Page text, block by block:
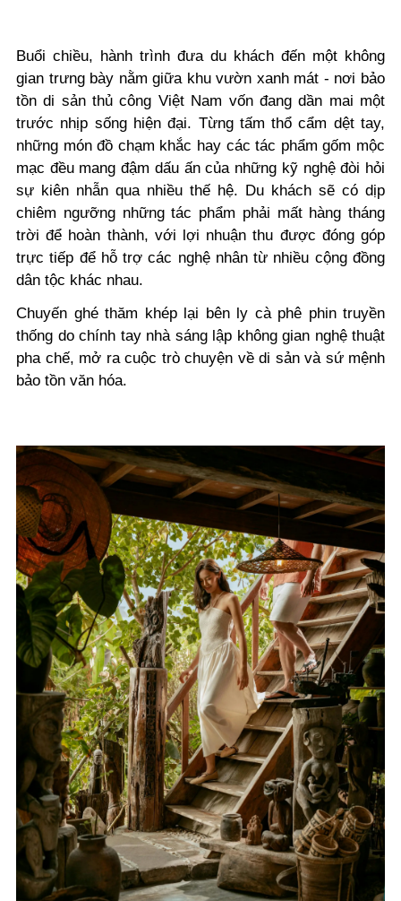
Buổi chiều, hành trình đưa du khách đến một không
gian trưng bày nằm giữa khu vườn xanh mát - nơi bảo
tồn di sản thủ công Việt Nam vốn đang dần mai một
trước nhịp sống hiện đại. Từng tấm thổ cẩm dệt tay,
những món đồ chạm khắc hay các tác phẩm gốm mộc
mạc đều mang đậm dấu ấn của những kỹ nghệ đòi hỏi
sự kiên nhẫn qua nhiều thế hệ. Du khách sẽ có dịp
chiêm ngưỡng những tác phẩm phải mất hàng tháng
trời để hoàn thành, với lợi nhuận thu được đóng góp
trực tiếp để hỗ trợ các nghệ nhân từ nhiều cộng đồng
dân tộc khác nhau.
Chuyến ghé thăm khép lại bên ly cà phê phin truyền
thống do chính tay nhà sáng lập không gian nghệ thuật
pha chế, mở ra cuộc trò chuyện về di sản và sứ mệnh
bảo tồn văn hóa.